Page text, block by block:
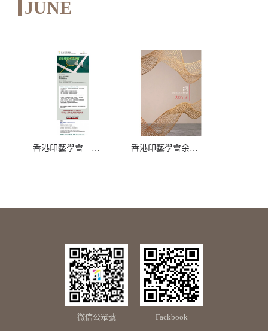
JUNE
香港印藝學會－新藝域羽毛球比賽 香港印藝學會余鴻建先生八十大壽暨回憶錄發布會慶祝晚宴
微信公眾號 Fackbook